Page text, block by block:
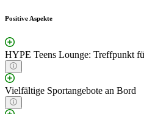
Positive Aspekte
HYPE Teens Lounge: Treffpunkt
Vielfältige Sportangebote an Bord